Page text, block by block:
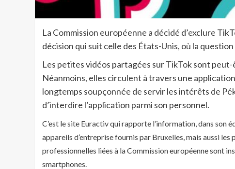
La Commission européenne a décidé d’exclure
décision qui suit celle des États-Unis, où la
Les petites vidéos partagées sur TikTok sont
Néanmoins, elles circulent à travers une
longtemps soupçonnée de servir les intérêts de
d’interdire l’application parmi son personnel.
C’est le site Euractivqui rapporte l’information, dans son
appareils d’entreprise fournis par Bruxelles, mais aussi
professionnelles liées à la Commission européenne sont
smartphones.